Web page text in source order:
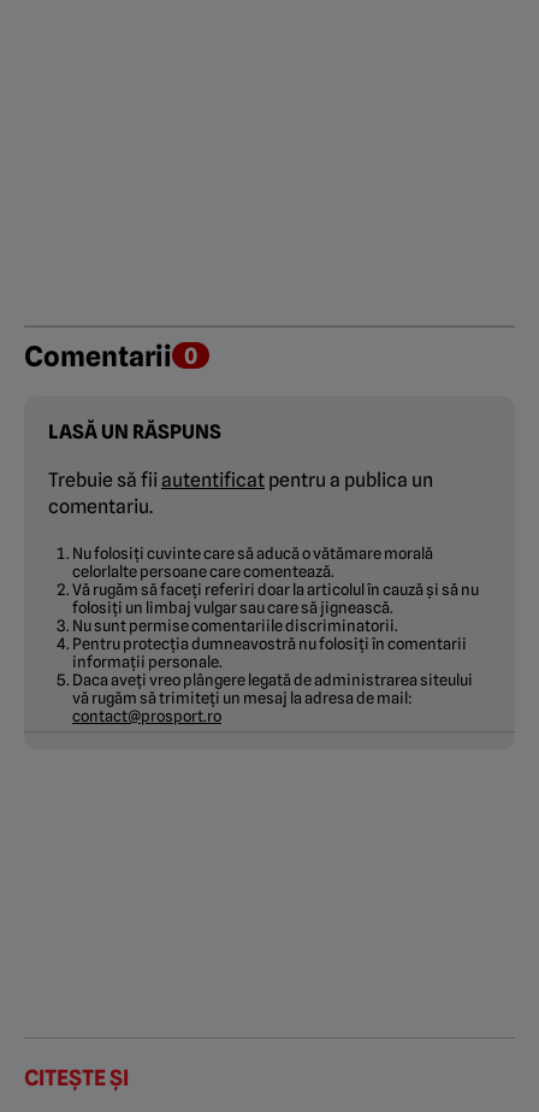
Comentarii 0
LASĂ UN RĂSPUNS
Trebuie să fii autentificat pentru a publica un
comentariu.
Nu folosiți cuvinte care să aducă o vătămare morală
celorlalte persoane care comentează.
Vă rugăm să faceți referiri doar la articolul în cauză și să nu
folosiți un limbaj vulgar sau care să jignească.
Nu sunt permise comentariile discriminatorii.
Pentru protecția dumneavostră nu folosiți în comentarii
informații personale.
Daca aveți vreo plângere legată de administrarea siteului
vă rugăm să trimiteți un mesaj la adresa de mail:
contact@prosport.ro
CITEȘTE ȘI